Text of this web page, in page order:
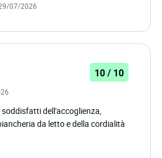
07/2026
10 / 10
dell'accoglienza,
da letto e della cordialità